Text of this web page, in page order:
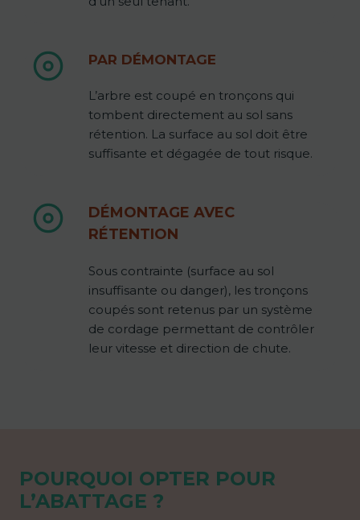
PAR DÉMONTAGE
L’arbre est coupé en tronçons qui
tombent directement au sol sans
rétention. La surface au sol doit être
suffisante et dégagée de tout risque.
DÉMONTAGE AVEC
RÉTENTION
Sous contrainte (surface au sol
insuffisante ou danger), les tronçons
coupés sont retenus par un système
de cordage permettant de contrôler
leur vitesse et direction de chute.
POURQUOI OPTER POUR
L’ABATTAGE ?